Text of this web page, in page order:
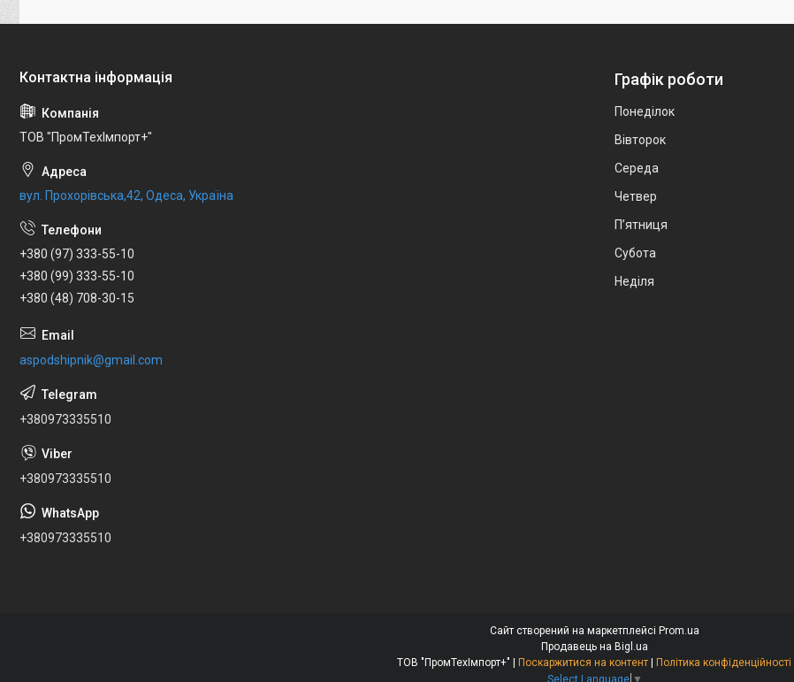
ТОВ "ПромТехІмпорт+"
вул. Прохорівська,42, Одеса, Україна
+380 (97) 333-55-10
+380 (99) 333-55-10
+380 (48) 708-30-15
aspodshipnik@gmail.com
+380973335510
+380973335510
+380973335510
Графік роботи
Понеділок
Вівторок
Середа
Четвер
Пʼятниця
Субота
Неділя
Сайт створений на маркетплейсі Prom.ua
Продавець на Bigl.ua
ТОВ "ПромТехІмпорт+" | Поскаржитися на контент | Політика конфіденційності
Select Language ▼